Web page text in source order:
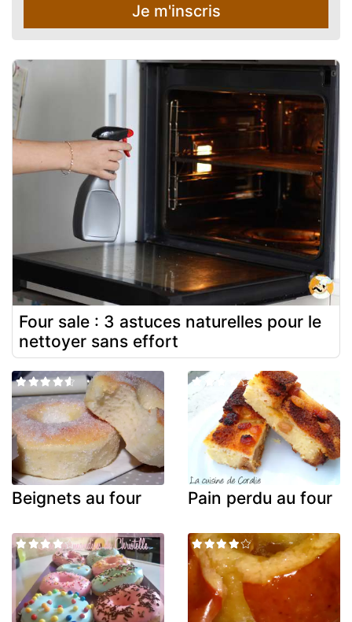
Je m'inscris
Four sale : 3 astuces naturelles pour le
nettoyer sans effort
Beignets au four Pain perdu au four